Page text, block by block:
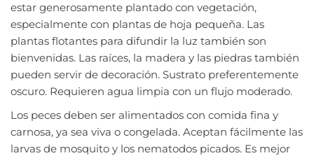
estar generosamente plantado con vegetación,
especialmente con plantas de hoja pequeña. Las
plantas flotantes para difundir la luz también son
bienvenidas. Las raíces, la madera y las piedras también
pueden servir de decoración. Sustrato preferentemente
oscuro. Requieren agua limpia con un flujo moderado.
Los peces deben ser alimentados con comida fina y
carnosa, ya sea viva o congelada. Aceptan fácilmente las
larvas de mosquito y los nematodos picados. Es mejor